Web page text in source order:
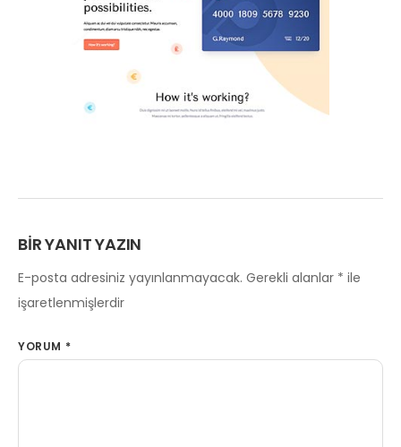
BIR YANIT YAZIN
E-posta adresiniz yayınlanmayacak. Gerekli alanlar * ile
işaretlenmişlerdir
YORUM *